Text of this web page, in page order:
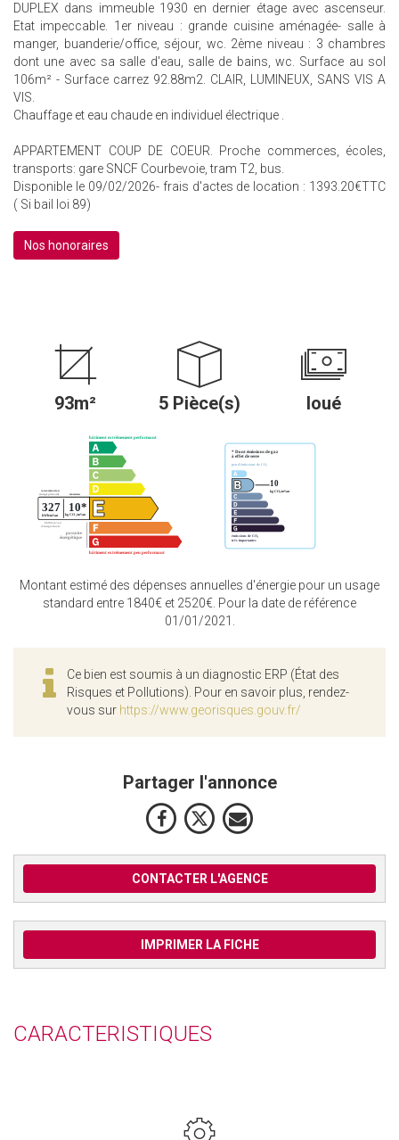
DUPLEX dans immeuble 1930 en dernier étage avec ascenseur.
Etat impeccable. 1er niveau : grande cuisine aménagée- salle à
manger, buanderie/office, séjour, wc. 2ème niveau : 3 chambres
dont une avec sa salle d'eau, salle de bains, wc. Surface au sol
106m² - Surface carrez 92.88m2. CLAIR, LUMINEUX, SANS VIS A
VIS.
Chauffage et eau chaude en individuel électrique .
APPARTEMENT COUP DE COEUR. Proche commerces, écoles,
transports: gare SNCF Courbevoie, tram T2, bus.
Disponible le 09/02/2026- frais d'actes de location : 1393.20€TTC
( Si bail loi 89)
Nos honoraires
93m² 5 Pièce(s) loué
Montant estimé des dépenses annuelles d'énergie pour un usage
standard entre 1840€ et 2520€. Pour la date de référence
01/01/2021.
Ce bien est soumis à un diagnostic ERP (État des
Risques et Pollutions). Pour en savoir plus, rendez-
vous sur https://www.georisques.gouv.fr/
Partager l'annonce
CONTACTER L'AGENCE
IMPRIMER LA FICHE
CARACTERISTIQUES